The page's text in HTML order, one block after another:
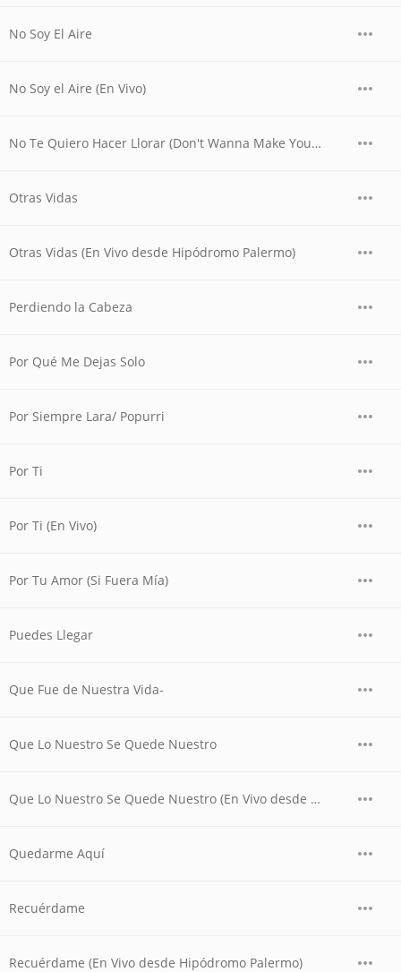
No Soy El Aire
No Soy el Aire (En Vivo)
No Te Quiero Hacer Llorar (Don't Wanna Make You Cry)
Otras Vidas
Otras Vidas (En Vivo desde Hipódromo Palermo)
Perdiendo la Cabeza
Por Qué Me Dejas Solo
Por Siempre Lara/ Popurri
Por Ti
Por Ti (En Vivo)
Por Tu Amor (Si Fuera Mía)
Puedes Llegar
Que Fue de Nuestra Vida-
Que Lo Nuestro Se Quede Nuestro
Que Lo Nuestro Se Quede Nuestro (En Vivo desde Hipódromo Palermo)
Quedarme Aquí
Recuérdame
Recuérdame (En Vivo desde Hipódromo Palermo)